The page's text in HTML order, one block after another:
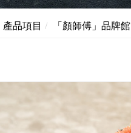
產品項目 「顏師傅」品牌館